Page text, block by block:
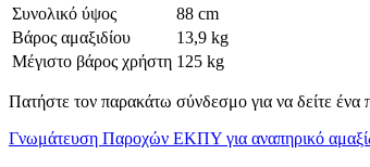
Συνολικό ύψος
88 cm
Βάρος αμαξιδίου
13,9 kg
Μέγιστο βάρος χρήστη 125 kg
Πατήστε τον παρακάτω σύνδεσμο για να δείτε ένα
Γνωμάτευση Παροχών ΕΚΠΥ για αναπηρικό